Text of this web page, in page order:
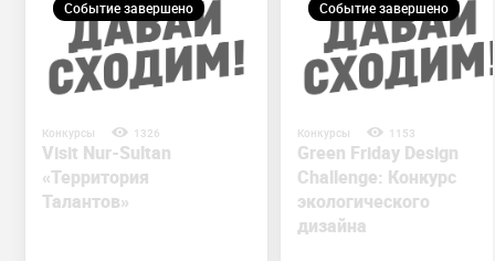
Событие завершено
Конкурсы 1326
Visit Nur-Sultan
«Территория
Талантов»
Событие завершено
Конкурсы 1153
Green Friday Design
Challenge: Конкурс
экологического
дизайна